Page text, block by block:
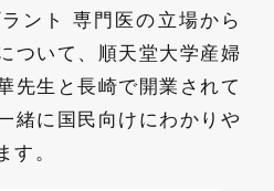
ント 専門医の立場から
ついて、順天堂大学産婦
先生と長崎で開業されて
緒に国民向けにわかりや
す。